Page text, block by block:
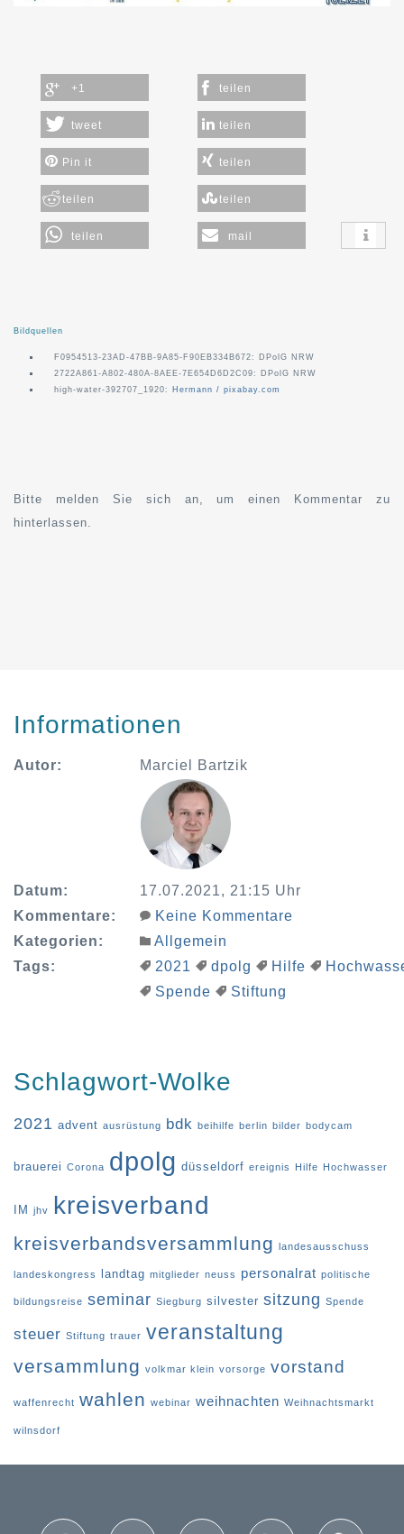
+1 teilen
tweet teilen
Pin it teilen
teilen teilen
teilen mail
Bildquellen
F0954513-23AD-47BB-9A85-F90EB334B672: DPolG NRW
2722A861-A802-480A-8AEE-7E654D6D2C09: DPolG NRW
high-water-392707_1920: Hermann / pixabay.com
Bitte melden Sie sich an, um einen Kommentar zu
hinterlassen.
Informationen
Autor: Marciel Bartzik
Datum:
17.07.2021, 21:15 Uhr
Kommentare:
Keine Kommentare
Kategorien:
Allgemein
Tags:
2021 dpolg Hilfe
Spende
Stiftung
Schlagwort-Wolke
2021 advent ausrüstung bdk beihilfe berlin bilder bodycam
brauerei Corona dpolg düsseldorf ereignis Hilfe Hochwasser
IM jhv kreisverband
kreisverbandsversammlung landesausschuss
landeskongress landtag mitglieder neuss personalrat politische
bildungsreise seminar Siegburg silvester sitzung Spende
steuer Stiftung trauer veranstaltung
versammlung volkmar klein vorsorge vorstand
waffenrecht wahlen webinar weihnachten Weihnachtsmarkt
wilnsdorf